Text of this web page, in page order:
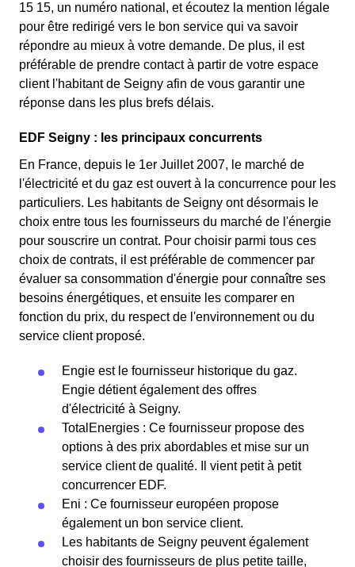
15 15, un numéro national, et écoutez la mention légale
pour être redirigé vers le bon service qui va savoir
répondre au mieux à votre demande. De plus, il est
préférable de prendre contact à partir de votre espace
client l'habitant de Seigny afin de vous garantir une
réponse dans les plus brefs délais.
EDF Seigny : les principaux concurrents
En France, depuis le 1er Juillet 2007, le marché de
l'électricité et du gaz est ouvert à la concurrence pour les
particuliers. Les habitants de Seigny ont désormais le
choix entre tous les fournisseurs du marché de l'énergie
pour souscrire un contrat. Pour choisir parmi tous ces
choix de contrats, il est préférable de commencer par
évaluer sa consommation d'énergie pour connaître ses
besoins énergétiques, et ensuite les comparer en
fonction du prix, du respect de l'environnement ou du
service client proposé.
Engie est le fournisseur historique du gaz.
Engie détient également des offres
d'électricité à Seigny.
TotalEnergies : Ce fournisseur propose des
options à des prix abordables et mise sur un
service client de qualité. Il vient petit à petit
concurrencer EDF.
Eni : Ce fournisseur européen propose
également un bon service client.
Les habitants de Seigny peuvent également
choisir des fournisseurs de plus petite taille,